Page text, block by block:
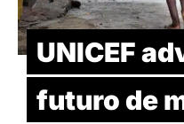
UNICEF
futuro de